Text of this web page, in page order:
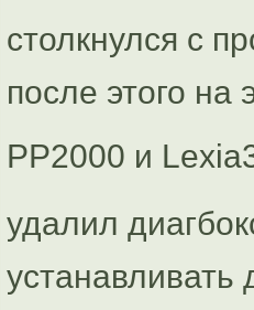
столкнулся с
после этого на
PP2000 и
удалил
устанавливать